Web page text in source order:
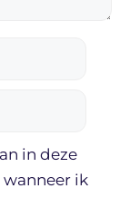
in deze
ik